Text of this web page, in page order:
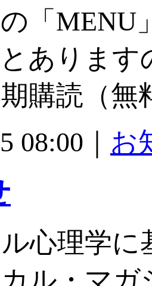
「MENU
ありま
購読（無
08:00｜ お
心理学に